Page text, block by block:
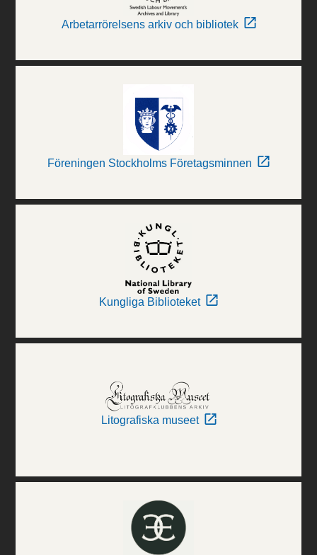
Arbetarrörelsens arkiv och bibliotek
Föreningen Stockholms Företagsminnen
Kungliga Biblioteket
Litografiska museet